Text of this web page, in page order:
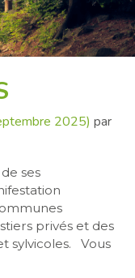
2025) par
ses
privés et des
sylvicoles. Vous